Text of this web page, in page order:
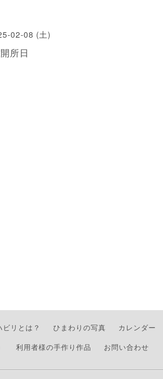
02-08 (土)
所日
ビリとは？ ひまわりの写真 カレンダー
利用者様の手作り作品 お問い合わせ